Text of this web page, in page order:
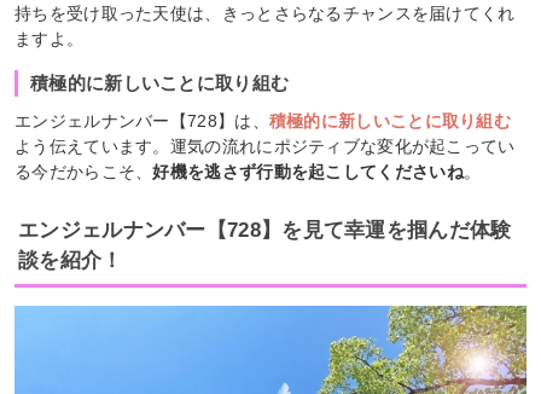
持ちを受け取った天使は、きっとさらなるチャンスを届けてくれ
ますよ。
積極的に新しいことに取り組む
エンジェルナンバー【728】は、 積極的に新しいことに取り組む
よう伝えています。運気の流れにポジティブな変化が起こってい
る今だからこそ、好機を逃さず行動を起こしてくださいね。
エンジェルナンバー【728】を見て幸運を掴んだ体験
談を紹介！